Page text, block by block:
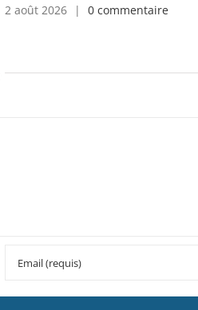
2 août 2026 | 0 commentaire